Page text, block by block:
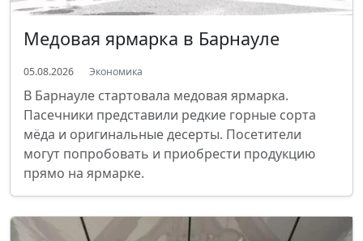
Медовая ярмарка в Барнауле
05.08.2026 Экономика
В Барнауле стартовала медовая ярмарка.
Пасечники представили редкие горные сорта
мёда и оригинальные десерты. Посетители
могут попробовать и приобрести продукцию
прямо на ярмарке.